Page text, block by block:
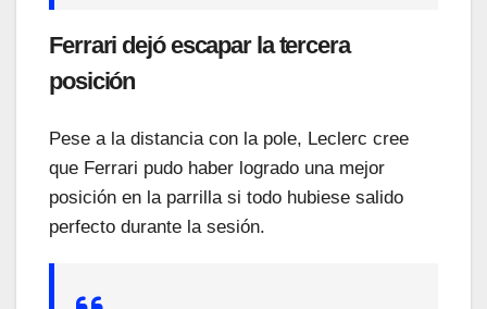
Ferrari dejó escapar la tercera
posición
Pese a la distancia con la pole, Leclerc cree
que Ferrari pudo haber logrado una mejor
posición en la parrilla si todo hubiese salido
perfecto durante la sesión.